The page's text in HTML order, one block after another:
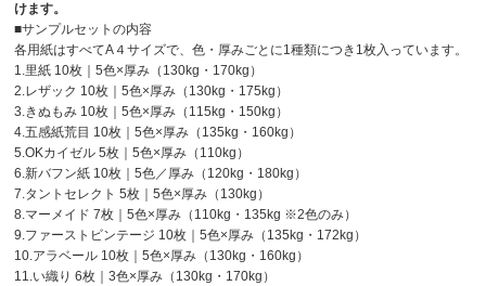
けます。
■サンプルセットの内容
各用紙はすべてA４サイズで、色・厚みごとに1種類につき1枚入っています。
1.里紙 10枚｜5色×厚み（130kg・170kg）
2.レザック 10枚｜5色×厚み（130kg・175kg）
3.きぬもみ 10枚｜5色×厚み（115kg・150kg）
4.五感紙荒目 10枚｜5色×厚み（135kg・160kg）
5.OKカイゼル 5枚｜5色×厚み（110kg）
6.新バフン紙 10枚｜5色／厚み（120kg・180kg）
7.タントセレクト 5枚｜5色×厚み（130kg）
8.マーメイド 7枚｜5色×厚み（110kg・135kg ※2色のみ）
9.ファーストビンテージ 10枚｜5色×厚み（135kg・172kg）
10.アラベール 10枚｜5色×厚み（130kg・160kg）
11.い織り 6枚｜3色×厚み（130kg・170kg）